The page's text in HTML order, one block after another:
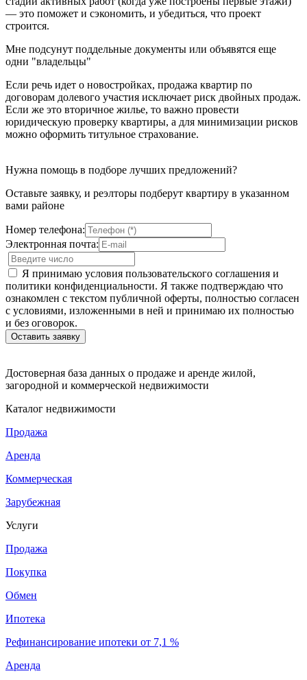
— это поможет и сэкономить, и убедиться, что проект
строится.
Мне подсунут поддельные документы или объявятся еще
одни "владельцы"
Если речь идет о новостройках, продажа квартир по
договорам долевого участия исключает риск двойных продаж.
Если же это вторичное жилье, то важно провести
юридическую проверку квартиры, а для минимизации рисков
можно оформить титульное страхование.
Нужна помощь в подборе лучших предложений?
Оставьте заявку, и реэлторы подберут квартиру в указанном
вами районе
Номер телефона:
Электронная почта:
Я принимаю условия пользовательского соглашения и
политики конфиденциальности. Я также подтверждаю что
ознакомлен с текстом публичной оферты, полностью согласен
с условиями, изложенными в ней и принимаю их полностью
и без оговорок.
Достоверная база данных о продаже и аренде жилой,
загородной и коммерческой недвижимости
Каталог недвижимости
Продажа
Аренда
Коммерческая
Зарубежная
Услуги
Продажа
Покупка
Обмен
Ипотека
Рефинансирование ипотеки от 7,1 %
Аренда